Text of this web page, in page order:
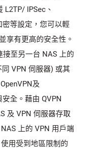
L2TP/ IPSec、
密等設定，您可以輕
享有更高的安全性。
接至另一台 NAS 上的
VPN 伺服器) 或其
及
全。藉由 QVPN
及 VPN 伺服器存取
上的 VPN 用戶端
用受到地區限制的